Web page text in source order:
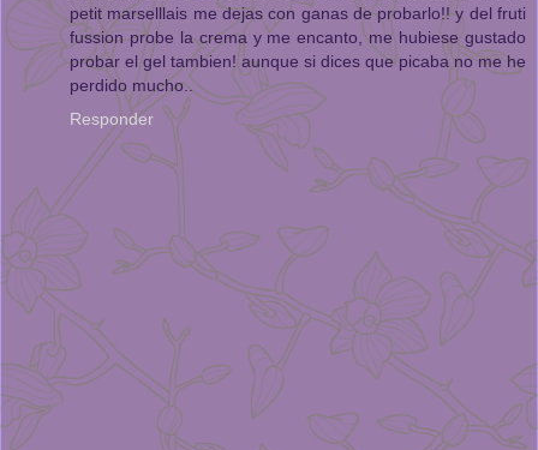
petit marselllais me dejas con ganas de probarlo!! y del fruti
fussion probe la crema y me encanto, me hubiese gustado
probar el gel tambien! aunque si dices que picaba no me he
perdido mucho..
Responder